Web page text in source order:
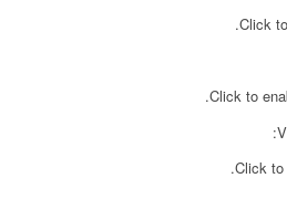
Click
Click to
Click to